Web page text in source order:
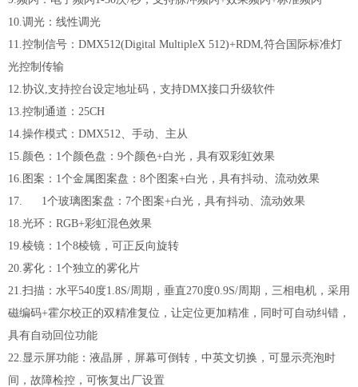
10.调光：线性调光
11.控制信号：DMX512(Digital MultipleX 512)+RDM,符合国际标准灯
光控制传输
12.协议,支持控台设定地址码，支持DMX接口升级软件
13.控制通道：25CH
14.操作模式：DMX512、手动、主从
15.颜色：1个颜色盘：9个颜色+白光，具有双彩虹效果
16.图案：1个金属图案盘：8个图案+白光，具有抖动、流动效果
17. 1个玻璃图案盘：7个图案+白光，具有抖动、流动效果
18.光环：RGB+彩虹混色效果
19.棱镜：1个8棱镜，可正反向旋转
20.雾化：1个独立的雾化片
21.扫描：水平540度1.8S/周期，垂直270度0.9S/周期，三相电机，采用
磁编码+霍尔校正的双精准复位，让定位更加精准，同时可自动纠错，
具有自动回位功能
22.显示屏功能：液晶屏，屏幕可倒转，中英文切换，可显示亮泡时
间，故障检控，可恢复出厂设置